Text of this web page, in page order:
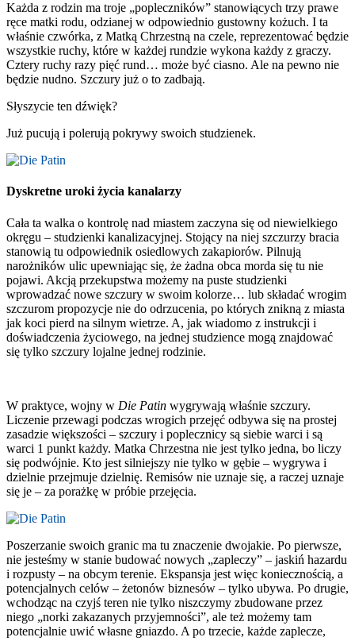
Każda z rodzin ma troje „popleczników” stanowiących trzy prawe
ręce matki rodu, odzianej w odpowiednio gustowny kożuch. I ta
właśnie czwórka, z Matką Chrzestną na czele, reprezentować będzie
wszystkie ruchy, które w każdej rundzie wykona każdy z graczy.
Cztery ruchy razy pięć rund… może być ciasno. Ale na pewno nie
będzie nudno. Szczury już o to zadbają.
Słyszycie ten dźwięk?
Już pucują i polerują pokrywy swoich studzienek.
Dyskretne uroki życia kanalarzy
Cała ta walka o kontrolę nad miastem zaczyna się od niewielkiego
okręgu – studzienki kanalizacyjnej. Stojący na niej szczurzy bracia
stanowią tu odpowiednik osiedlowych zakapiorów. Pilnują
narożników ulic upewniając się, że żadna obca morda się tu nie
pojawi. Akcją przekupstwa możemy na puste studzienki
wprowadzać nowe szczury w swoim kolorze… lub składać wrogim
szczurom propozycje nie do odrzucenia, po których znikną z miasta
jak koci pierd na silnym wietrze. A, jak wiadomo z instrukcji i
doświadczenia życiowego, na jednej studzience mogą znajdować
się tylko szczury lojalne jednej rodzinie.
W praktyce, wojny w Die Patin wygrywają właśnie szczury.
Liczenie przewagi podczas wrogich przejęć odbywa się na prostej
zasadzie większości – szczury i poplecznicy są siebie warci i są
warci 1 punkt każdy. Matka Chrzestna nie jest tylko jedna, bo liczy
się podwójnie. Kto jest silniejszy nie tylko w gębie – wygrywa i
dzielnie przejmuje dzielnię. Remisów nie uznaje się, a raczej uznaje
się je – za porażkę w próbie przejęcia.
Poszerzanie swoich granic ma tu znaczenie dwojakie. Po pierwsze,
nie jesteśmy w stanie budować nowych „zapleczy” – jaskiń hazardu
i rozpusty – na obcym terenie. Ekspansja jest więc koniecznością, a
potencjalnych celów – żetonów biznesów – tylko ubywa. Po drugie,
wchodząc na czyjś teren nie tylko niszczymy zbudowane przez
niego „norki zakazanych przyjemności”, ale też możemy tam
potencjalnie uwić własne gniazdo. A po trzecie, każde zaplecze,